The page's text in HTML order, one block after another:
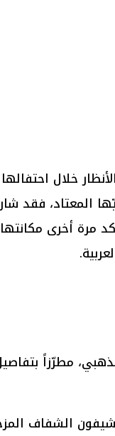
خلال
المعتاد، فقد
مرة أخرى
مطرّزاً
الشفاف